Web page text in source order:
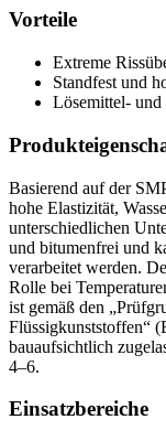
Vorteile
Extreme
Standfest und
Lösemittel- und
Basierend auf der
hohe Elastizität,
unterschiedlichen
und bitumenfrei und
verarbeitet werden.
Rolle bei
ist gemäß den
Flüssigkunststoffen“
bauaufsichtlich
4–6.
Einsatzbereiche